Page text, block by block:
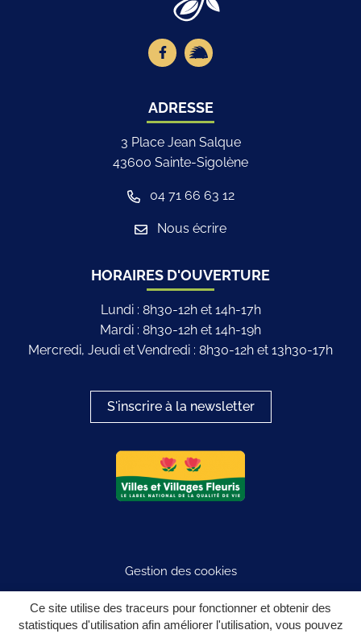
Ce site utilise des traceurs pour fonctionner et obtenir des
statistiques d'utilisation afin améliorer l'utilisation, vous pouvez
Lien vers le compte Facebook
Lien vers la page illiwap
ADRESSE
3 Place Jean Salque
43600 Sainte-Sigolène
04 71 66 63 12
Nous écrire
HORAIRES D'OUVERTURE
Lundi : 8h30-12h et 14h-17h
Mardi : 8h30-12h et 14h-19h
Mercredi, Jeudi et Vendredi : 8h30-12h et 13h30-17h
S'inscrire à la newsletter
Logo du label
Gestion des cookies
Plan du site
Mentions légales